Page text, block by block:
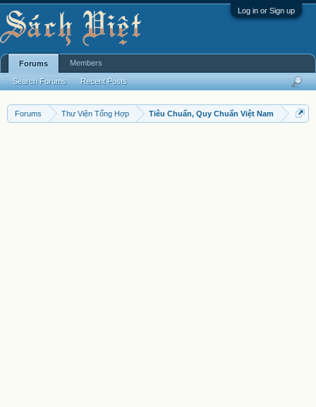
Log in or Sign up
Forums Thư Viện Tổng Hợp Tiêu Chuẩn, Quy Chuẩn Việt Nam
Forums
Search Forums Recent Posts
Members